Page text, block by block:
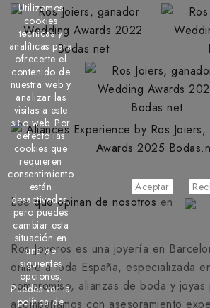
Leeque opinan de nosotros en
Utilizamos
cookies
técnicas y
analíticas para
ofrecerte el
contenido de
nuestra web y
analizar las
visitas a este
sitio web. Por
defecto las
cookies que
requieren
consentimiento
están
desactivadas,
pero puedes
cambiar esta
situación en
una de
siguientes
opciones.
Puedes ver la
política de
Aceptar
Ros Joyeros es una joyería en
online a toda España, especializada
compromiso, alianzas de boda y joyas
acompañamos con asesoramiento